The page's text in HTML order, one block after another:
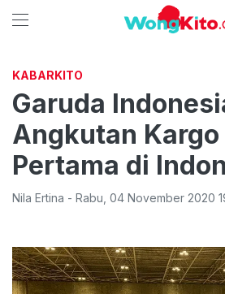
KABARKITO
Garuda
Angkutan Kargo
Pertama di
Nila Ertina - Rabu 04 November 2020